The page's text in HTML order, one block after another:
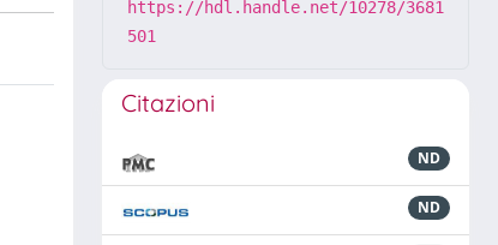
https://hdl.handle.net/10278/3681
501
Citazioni
ND
ND